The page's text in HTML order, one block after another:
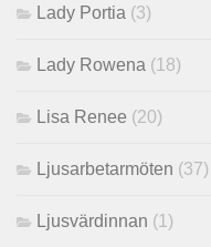
Lady Portia (3)
Lady Rowena (18)
Lisa Renee (20)
Ljusarbetarmöten (37)
Ljusvärdinnan (1)